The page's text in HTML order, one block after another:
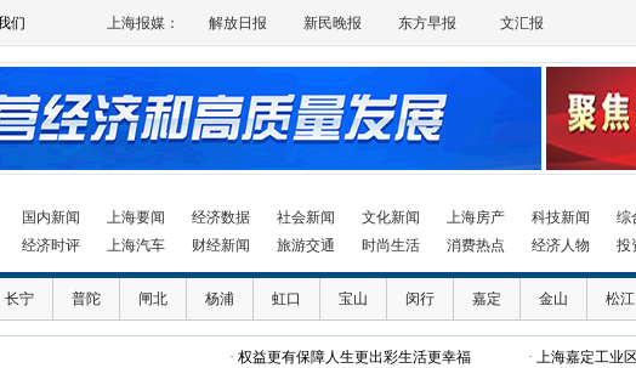
们 文汇报
东方早报
新民晚报
解放日报
上海报媒：
综
科技新闻
上海房产
文化新闻
社会新闻
经济数据
上海要闻
国内新闻
投
经济人物
消费热点
时尚生活
旅游交通
财经新闻
上海汽车
经济时评
长宁 普陀 闸北 杨浦 虹口 宝山 闵行 嘉定 金山 松江
权益更有保障人生更出彩生活更幸福 上海嘉定工业区